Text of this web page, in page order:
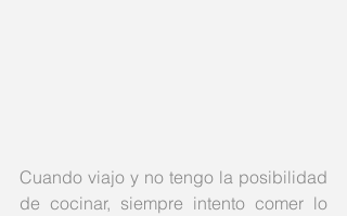
Cuando viajo y no tengo la posibilidad
de cocinar, siempre intento comer lo